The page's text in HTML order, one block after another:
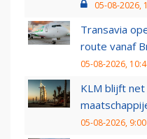
05-08-2026,
Transavia
route vanaf
05-08-2026,
KLM blijft
05-08-2026, 9:00